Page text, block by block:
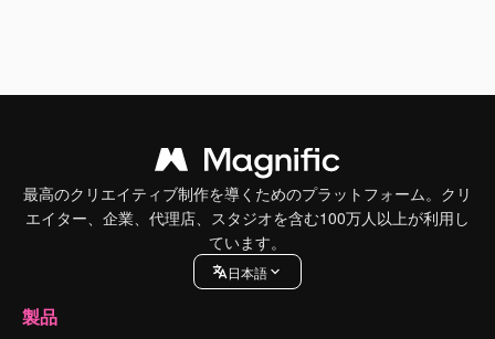
最高のクリエイティブ制作を導くためのプラットフォーム。クリ
エイター、企業、代理店、スタジオを含む100万人以上が利用し
ています。
日本語
製品